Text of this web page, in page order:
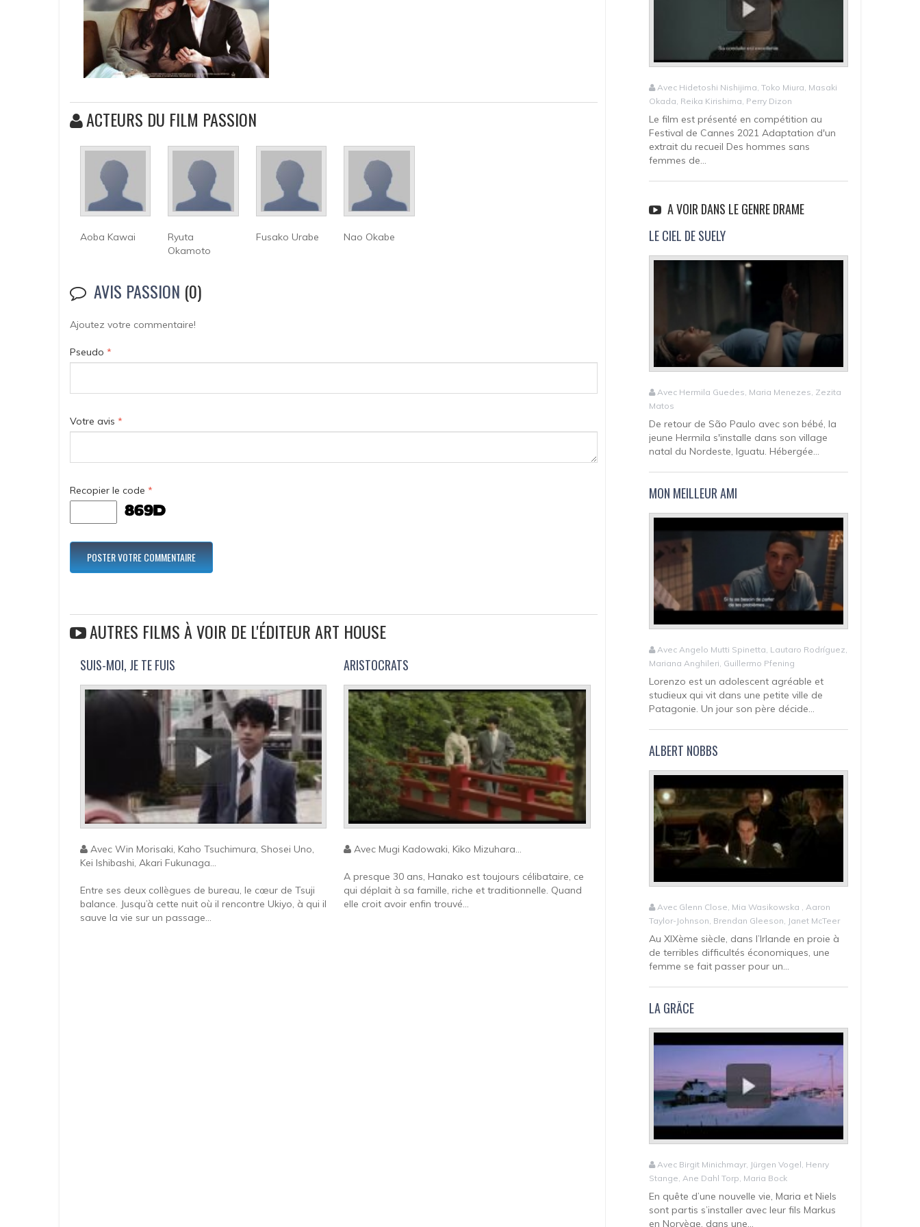
ACTEURS DU FILM PASSION
Aoba Kawai
Ryuta
Okamoto
Fusako Urabe Nao Okabe
AVIS PASSION (0)
Ajoutez votre commentaire!
Pseudo *
Votre avis *
Recopier le code *
AUTRES FILMS À VOIR DE L'ÉDITEUR ART HOUSE
SUIS-MOI, JE TE FUIS
Avec Win Morisaki, Kaho Tsuchimura, Shosei Uno,
Kei Ishibashi, Akari Fukunaga...
Entre ses deux collègues de bureau, le cœur de Tsuji
balance. Jusqu’à cette nuit où il rencontre Ukiyo, à qui il
sauve la vie sur un passage...
ARISTOCRATS
Avec Mugi Kadowaki, Kiko Mizuhara...
A presque 30 ans, Hanako est toujours célibataire, ce
qui déplait à sa famille, riche et traditionnelle. Quand
elle croit avoir enfin trouvé...
Avec Hidetoshi Nishijima, Toko Miura, Masaki
Okada, Reika Kirishima, Perry Dizon
Le film est présenté en compétition au
Festival de Cannes 2021 Adaptation d'un
extrait du recueil Des hommes sans
femmes de...
A VOIR DANS LE GENRE DRAME
LE CIEL DE SUELY
Avec Hermila Guedes, Maria Menezes, Zezita
Matos
De retour de São Paulo avec son bébé, la
jeune Hermila s'installe dans son village
natal du Nordeste, Iguatu. Hébergée...
MON MEILLEUR AMI
Avec Angelo Mutti Spinetta, Lautaro Rodríguez,
Mariana Anghileri, Guillermo Pfening
Lorenzo est un adolescent agréable et
studieux qui vit dans une petite ville de
Patagonie. Un jour son père décide...
ALBERT NOBBS
Avec Glenn Close, Mia Wasikowska , Aaron
Taylor-Johnson, Brendan Gleeson, Janet McTeer
Au XIXème siècle, dans l’Irlande en proie à
de terribles difficultés économiques, une
femme se fait passer pour un...
LA GRÂCE
Avec Birgit Minichmayr, Jürgen Vogel, Henry
Stange, Ane Dahl Torp, Maria Bock
En quête d’une nouvelle vie, Maria et Niels
sont partis s’installer avec leur fils Markus
en Norvège, dans une...